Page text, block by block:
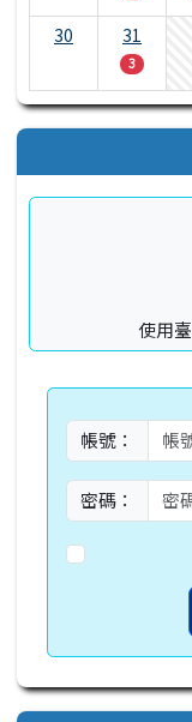
30 31
3
使用
帳號：
密碼：